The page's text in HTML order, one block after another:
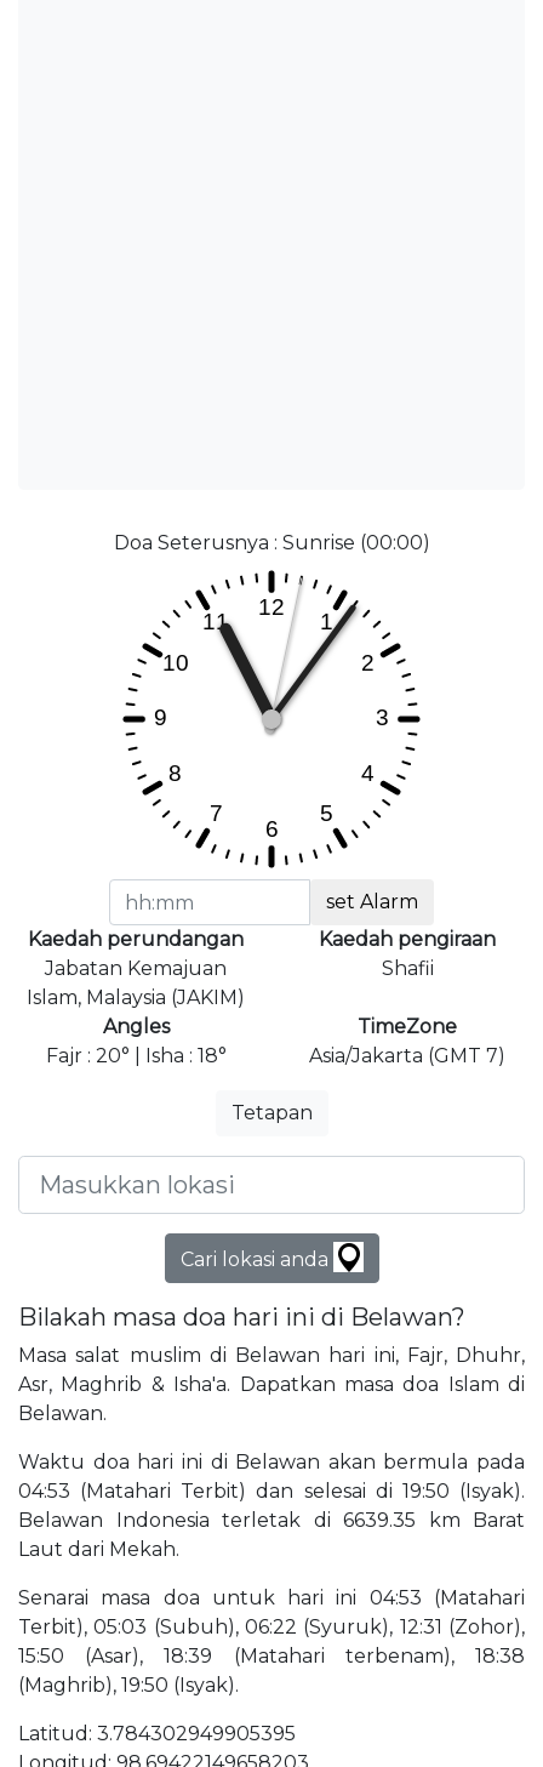
Doa Seterusnya : Sunrise (00:00)
set Alarm
Kaedah perundangan
Jabatan Kemajuan
Islam, Malaysia (JAKIM)
Kaedah pengiraan
Shafii
Angles
Fajr : 20° | Isha : 18°
TimeZone
Asia/Jakarta (GMT 7)
Tetapan
Cari lokasi anda
Bilakah masa doa hari ini di Belawan?
Masa salat muslim di Belawan hari ini, Fajr, Dhuhr,
Asr, Maghrib & Isha'a. Dapatkan masa doa Islam di
Belawan.
Waktu doa hari ini di Belawan akan bermula pada
04:53 (Matahari Terbit) dan selesai di 19:50 (Isyak).
Belawan Indonesia terletak di 6639.35 km Barat
Laut dari Mekah.
Senarai masa doa untuk hari ini 04:53 (Matahari
Terbit), 05:03 (Subuh), 06:22 (Syuruk), 12:31 (Zohor),
15:50 (Asar), 18:39 (Matahari terbenam), 18:38
(Maghrib), 19:50 (Isyak).
Latitud: 3.784302949905395